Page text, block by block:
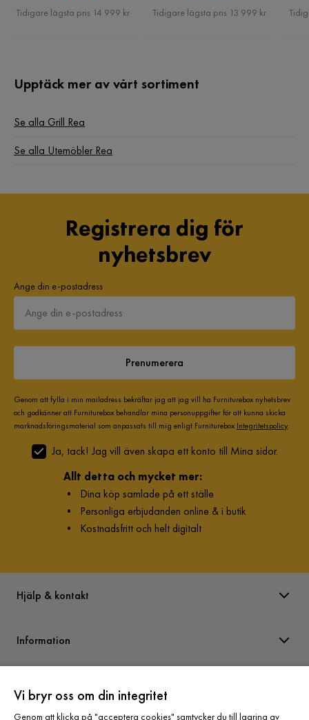
Pris
Tidigare lägsta pris 14 999 kr
Pris
Tidigare lägsta pris 13 999 kr
Upptäck mer av vårt sortiment
Se alla Grill Rea
Se alla Utemöbler Rea
Registrera dig för
nyhetsbrev
Ange din e-postadress
Prenumerera
Genom att fylla i min mailadress bekräftar jag att jag vill ha Furniturebox nyhetsbrev
och godkänner att Furniturebox behandlar mina personuppgifter för att kunna skicka
marknadsföringsmaterial som anpassats till mig enligt Furniturebox Integritetspolicy.
Ja, tack! Jag vill även skapa ett konto till Mina sidor.
Allt detta och mycket mer:
• Dina köp samlade på ett ställe
• Personliga erbjudanden online & i butik
• Kostnadsfritt och helt digitalt
Hjälp & kontakt
Information
Vi bryr oss om din integritet
Genom att klicka på "acceptera cookies" samtycker du till lagring av